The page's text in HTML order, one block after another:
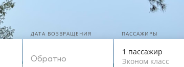
ДАТА ВОЗВРАЩЕНИЯ ПАССАЖИРЫ
1 пассажир
Эконом класс